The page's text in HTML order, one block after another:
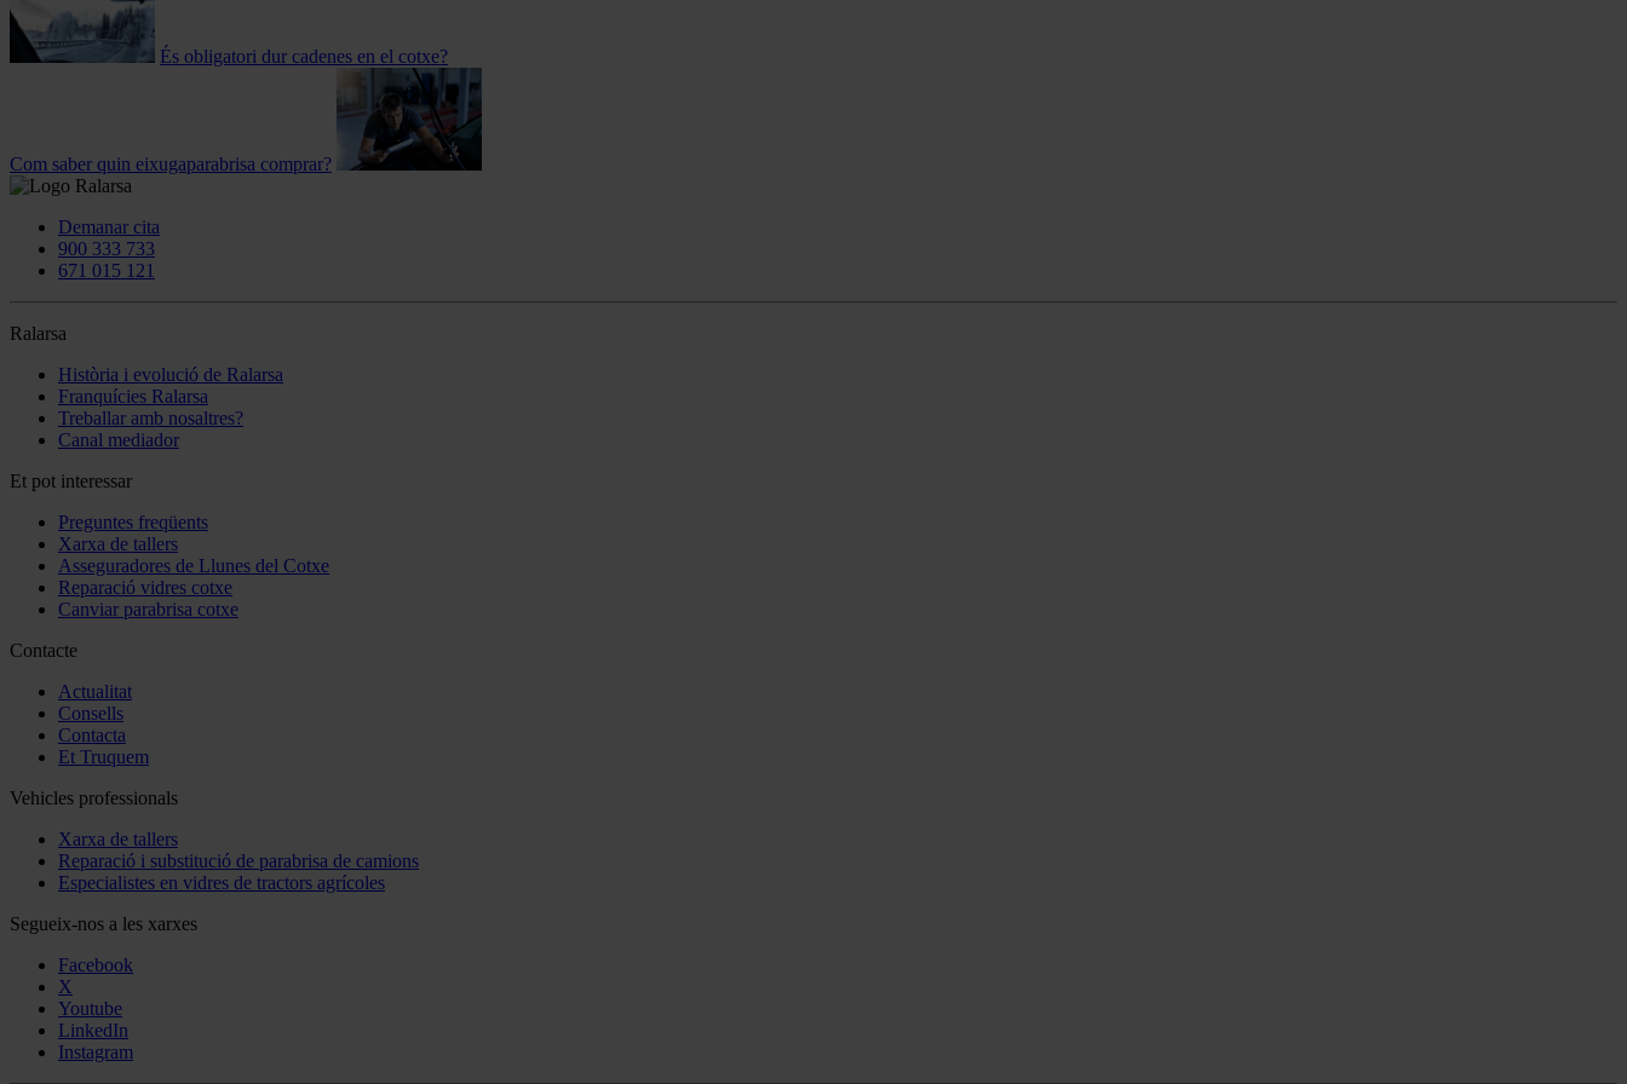
És obligatori dur cadenes en el cotxe?
Com saber quin eixugaparabrisa comprar?
Demanar cita
900 333 733
671 015 121
Ralarsa
Història i evolució de Ralarsa
Franquícies Ralarsa
Treballar amb nosaltres?
Canal mediador
Et pot interessar
Preguntes freqüents
Xarxa de tallers
Asseguradores de Llunes del Cotxe
Reparació vidres cotxe
Canviar parabrisa cotxe
Contacte
Actualitat
Consells
Contacta
Et Truquem
Vehicles professionals
Xarxa de tallers
Reparació i substitució de parabrisa de camions
Especialistes en vidres de tractors agrícoles
Segueix-nos a les xarxes
Facebook
X
Youtube
LinkedIn
Instagram